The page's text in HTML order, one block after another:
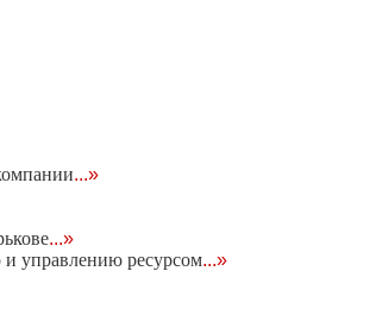
...»
...»
управлению ресурсом...»